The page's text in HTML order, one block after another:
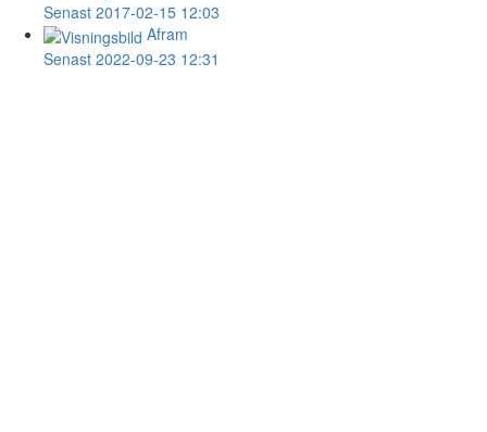
Senast 2017-02-15 12:03
Afram
Senast 2022-09-23 12:31